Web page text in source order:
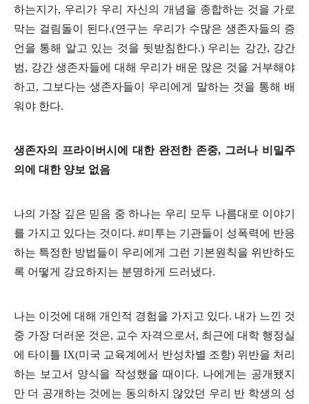
하는지가, 우리가 우리 자신의 개념을 종합하는 것을 가로
막는 걸림돌이 된다.(연구는 우리가 수많은 생존자들의 증
언을 통해 알고 있는 것을 뒷받침한다.) 우리는 강간, 강간
범, 강간 생존자들에 대해 우리가 배운 많은 것을 거부해야
하고, 그보다는 생존자들이 우리에게 말하는 것을 통해 배
워야 한다.
생존자의 프라이버시에 대한 완전한 존중, 그러나 비밀주
의에 대한 양보 없음
나의 가장 깊은 믿음 중 하나는 우리 모두 나름대로 이야기
를 가지고 있다는 것이다. #미투는 기관들이 성폭력에 반응
하는 특정한 방법들이 우리에게 그런 기본원칙을 위반하도
록 어떻게 강요하지는 분명하게 드러냈다.
나는 이것에 대해 개인적 경험을 가지고 있다. 내가 느낀 것
중 가장 더러운 것은, 교수 자격으로서 , 최근에 대학 행정실
에 타이틀IX(미국 교육계에서 반성차별 조항) 위반을 처리
하는 보고서 양식을 작성했을 때이다. 나에게는 공개됐지
만 더 공개하는 것에는 동의하지 않았던 우리 반 학생의 성